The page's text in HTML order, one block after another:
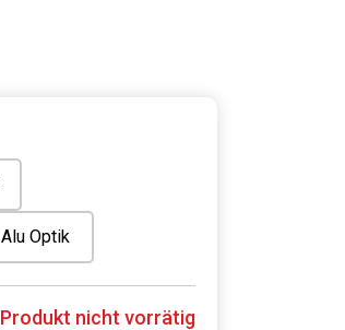
Alu Optik
Produkt nicht vorrätig